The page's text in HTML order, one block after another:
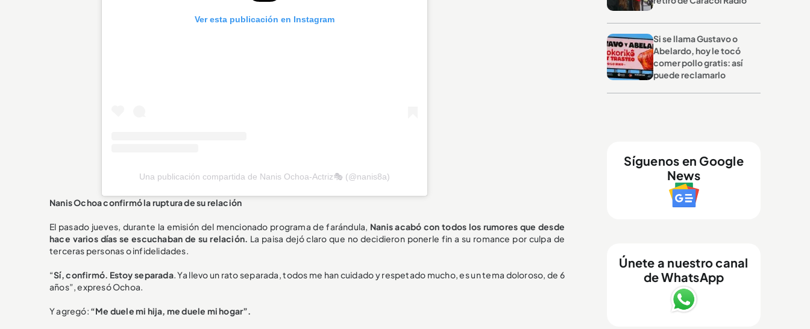
Ver esta publicación en Instagram
Una publicación compartida de Nanis Ochoa-Actriz🎭 (@nanis8a)
Nanis Ochoa confirmó la ruptura de su relación
El pasado jueves, durante la emisión del mencionado programa de farándula, Nanis acabó con todos los rumores que desde
hace varios días se escuchaban de su relación. La paisa dejó claro que no decidieron ponerle fin a su romance por culpa de
terceras personas o infidelidades.
“Sí, confirmó. Estoy separada. Ya llevo un rato separada, todos me han cuidado y respetado mucho, es un tema doloroso, de 6
años”, expresó Ochoa.
Y agregó: “Me duele mi hija, me duele mi hogar”.
Si se llama Gustavo o
Abelardo, hoy le tocó
comer pollo gratis: así
puede reclamarlo
Síguenos en Google
News
Únete a nuestro canal
de WhatsApp